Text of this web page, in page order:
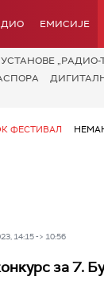
ЕМИСИЈЕ
„РАДИО-
ФЕСТИВАЛ
14:15 -> 10:56
за 7.